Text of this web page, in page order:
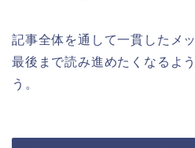
記事全体を通して一貫したメ
最後まで読み進めたくなるよ
う。